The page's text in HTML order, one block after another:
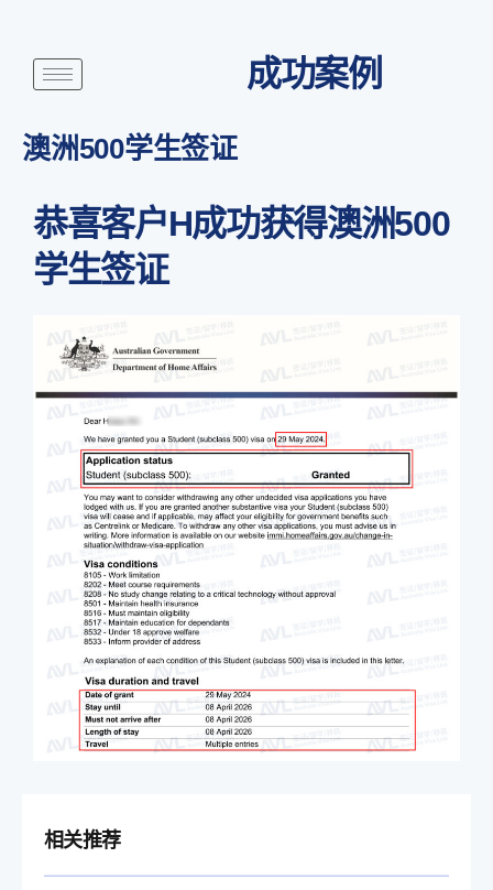
成功案例
澳洲500学生签证
恭喜客户H成功获得澳洲500
学生签证
相关推荐